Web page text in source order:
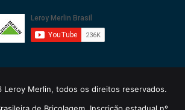
Merlin, todos os direitos reservados.